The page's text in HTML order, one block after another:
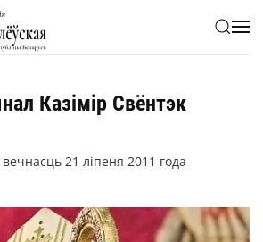
Казімір Свёнтэк
21 ліпеня 2011 года